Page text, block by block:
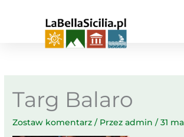
Targ Balaro
Zostaw komentarz / Przezadmin/31